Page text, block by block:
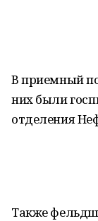
В приемный
них были
отделения
Также